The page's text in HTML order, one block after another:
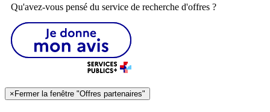
Qu'avez-vous pensé du service de recherche d'offres ?
×Fermer la fenêtre "Offres partenaires"